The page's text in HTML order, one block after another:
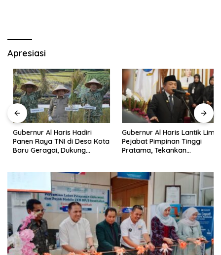
Apresiasi
Gubernur Al Haris Hadiri
Panen Raya TNI di Desa Kota
Baru Geragai, Dukung
Gubernur Al Haris Lantik Lima
Pejabat Pimpinan Tinggi
Pratama, Tekankan
Integritas